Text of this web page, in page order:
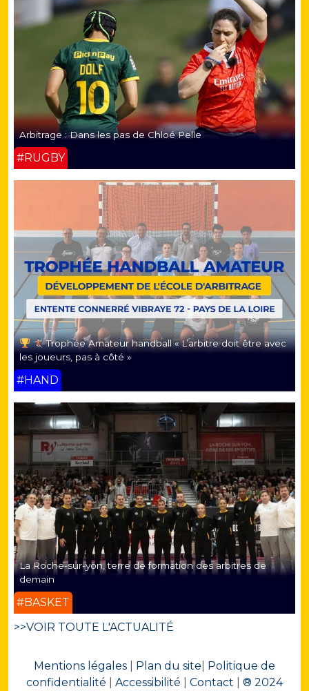
Arbitrage : Dans les pas de Chloé Pelle
#RUGBY
Trophée Amateur handball « L’arbitre doit être avec
les joueurs, pas à côté »
#HAND
La Roche-sur-yon, terre de formation des arbitres de
demain
#BASKET
>>VOIR TOUTE L'ACTUALITÉ
Mentions légales Plan du site
Politique de
confidentialité
Accessibilité Contact ® 2024